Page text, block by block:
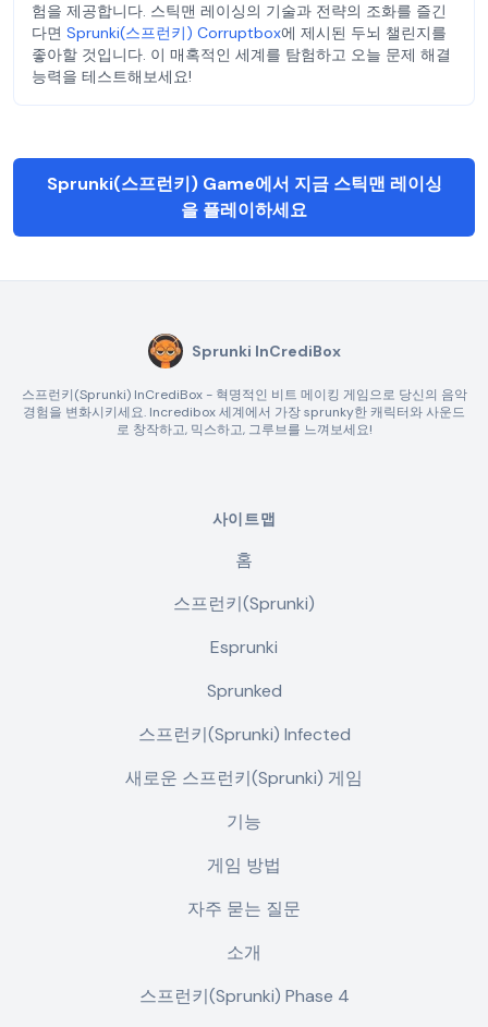
험을 제공합니다. 스틱맨 레이싱의 기술과 전략의 조화를 즐긴
다면 Sprunki(스프런키) Corruptbox에 제시된 두뇌 챌린지를
좋아할 것입니다. 이 매혹적인 세계를 탐험하고 오늘 문제 해결
능력을 테스트해보세요!
Sprunki(스프런키) Game에서 지금 스틱맨 레이싱
을 플레이하세요
Sprunki InCrediBox
스프런키(Sprunki) InCrediBox - 혁명적인 비트 메이킹 게임으로 당신의 음악
경험을 변화시키세요. Incredibox 세계에서 가장 sprunky한 캐릭터와 사운드
로 창작하고, 믹스하고, 그루브를 느껴보세요!
사이트맵
홈
스프런키(Sprunki)
Esprunki
Sprunked
스프런키(Sprunki) Infected
새로운 스프런키(Sprunki) 게임
기능
게임 방법
자주 묻는 질문
소개
스프런키(Sprunki) Phase 4